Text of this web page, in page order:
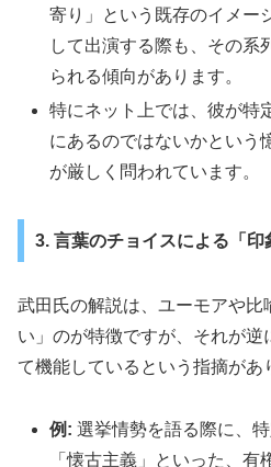
寄り」という既存のイメー
して出演する際も、その系
られる傾向があります。
特にネット上では、彼が特
にあるのではないかという
が厳しく問われています。
3. 言葉のチョイスによる「印
武田氏の解説は、ユーモアや比
い」のが特徴ですが、それが逆
て機能しているという指摘があ
例: 選挙情勢を語る際に、
「懐古主義」といった、有